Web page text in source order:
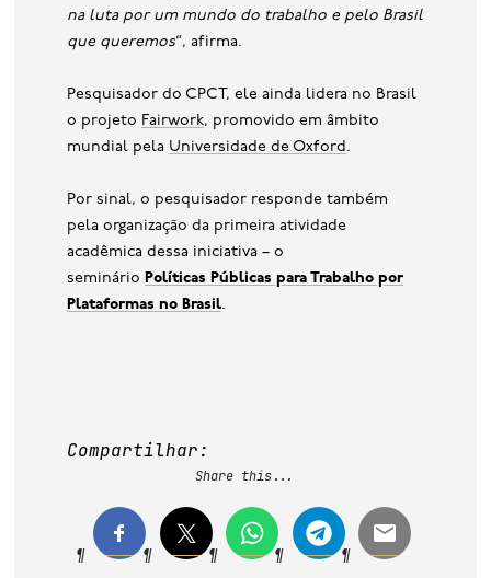
na luta por um mundo do trabalho e pelo Brasil
que queremos“, afirma.
Pesquisador do CPCT, ele ainda lidera no Brasil
o projeto Fairwork, promovido em âmbito
mundial pela Universidade de Oxford.
Por sinal, o pesquisador responde também
pela organização da primeira atividade
acadêmica dessa iniciativa – o
seminárioPolíticas Públicas para Trabalho por
Plataformas no Brasil.
Compartilhar:
Share this...